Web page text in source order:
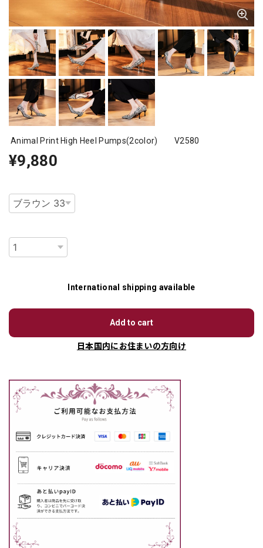
Animal Print High Heel Pumps(2color) V2580
¥9,880
International shipping available
Add to cart
日本国内にお住まいの方向け